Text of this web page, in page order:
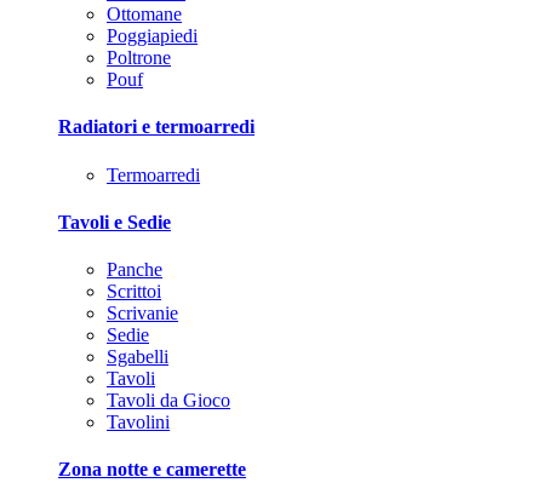
Ottomane
Poggiapiedi
Poltrone
Pouf
Radiatori e termoarredi
Termoarredi
Tavoli e Sedie
Panche
Scrittoi
Scrivanie
Sedie
Sgabelli
Tavoli
Tavoli da Gioco
Tavolini
Zona notte e camerette